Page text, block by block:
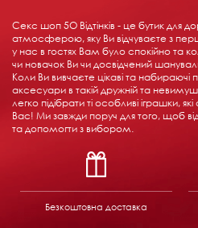
Секс шоп 5О Відтінків - це бутик для
атмосферою, яку Ви відчуваєте з
у нас в гостях Вам було спокійно та
чи новачок Ви чи досвідчений
Коли Ви вивчаєте цікаві та набираючі
аксесуари в такій дружній та
легко підібрати ті особливі іграшки,
Вас! Ми завжди поруч для того, щоб
та допомогти з вибором.
Безкоштовна доставка